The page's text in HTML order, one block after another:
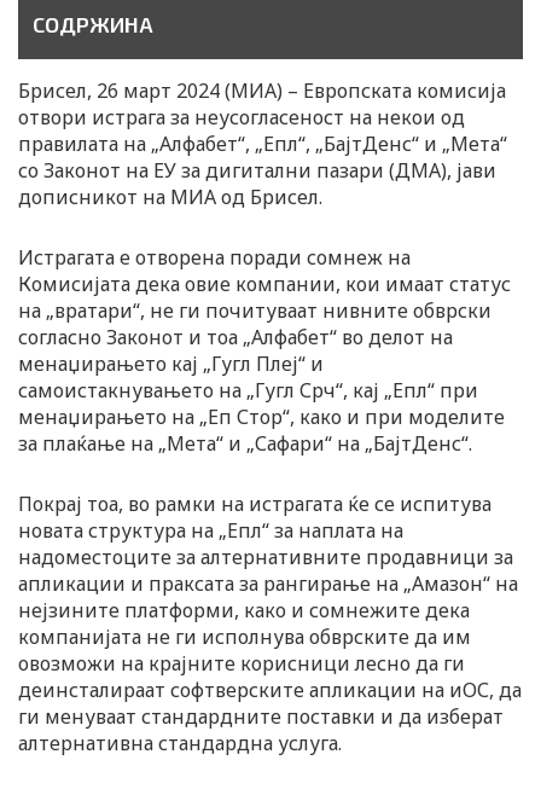
СОДРЖИНА
Брисел, 26 март 2024 (МИА) – Европската комисија
отвори истрага за неусогласеност на некои од
правилата на „Алфабет“, „Епл“, „БајтДенс“ и „Мета“
со Законот на ЕУ за дигитални пазари (ДМА), јави
дописникот на МИА од Брисел.
Истрагата е отворена поради сомнеж на
Комисијата дека овие компании, кои имаат статус
на „вратари“, не ги почитуваат нивните обврски
согласно Законот и тоа „Алфабет“ во делот на
менаџирањето кај „Гугл Плеј“ и
самоистакнувањето на „Гугл Срч“, кај „Епл“ при
менаџирањето на „Еп Стор“, како и при моделите
за плаќање на „Мета“ и „Сафари“ на „БајтДенс“.
Покрај тоа, во рамки на истрагата ќе се испитува
новата структура на „Епл“ за наплата на
надоместоците за алтернативните продавници за
апликации и праксата за рангирање на „Амазон“ на
нејзините платформи, како и сомнежите дека
компанијата не ги исполнува обврските да им
овозможи на крајните корисници лесно да ги
деинсталираат софтверските апликации на иОС, да
ги менуваат стандардните поставки и да изберат
алтернативна стандардна услуга.